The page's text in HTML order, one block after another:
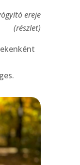
ereje
(részlet)